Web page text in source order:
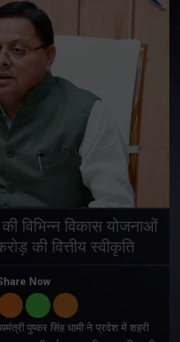
विभिन्न विकास योजनाओं
की वित्तीय स्वीकृति
Now
पुष्कर सिंह धामी ने प्रदेश में शहरी